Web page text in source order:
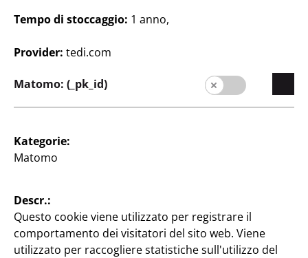
Ciotola per gatti
Ciotola con disegno di
€
Tempo di stoccaggio: 1 anno,
Provider: tedi.com
Matomo: (_pk_id)
Kategorie:
Matomo
Descr.:
Questo cookie viene utilizzato per registrare il
comportamento dei visitatori del sito web. Viene
utilizzato per raccogliere statistiche sull'utilizzo del